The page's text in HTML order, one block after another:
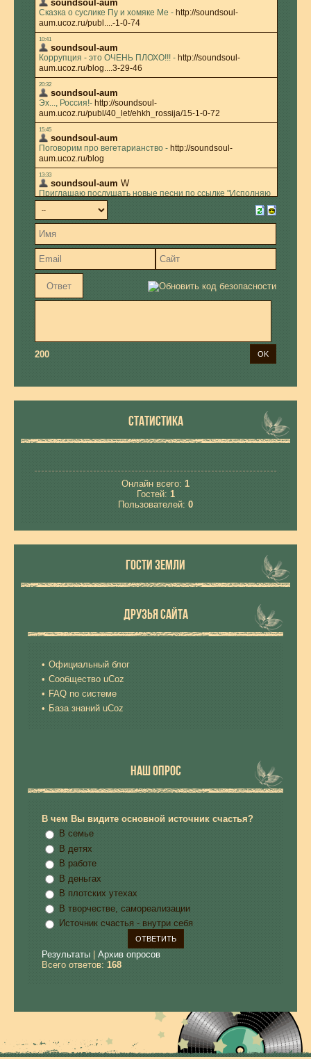
200
СТАТИСТИКА
Онлайн всего: 1
Гостей: 1
Пользователей: 0
ГОСТИ ЗЕМЛИ
ДРУЗЬЯ САЙТА
Официальный блог
Сообщество uCoz
FAQ по системе
База знаний uCoz
НАШ ОПРОС
В чем Вы видите основной источник счастья?
В семье
В детях
В работе
В деньгах
В плотских утехах
В творчестве, самореализации
Источник счастья - внутри себя
Результаты
Архив опросов
Всего ответов: 168